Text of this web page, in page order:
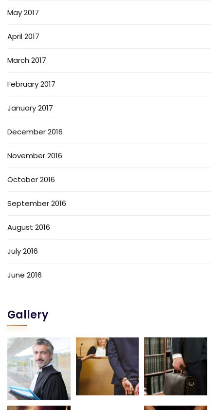
May 2017
April 2017
March 2017
February 2017
January 2017
December 2016
November 2016
October 2016
September 2016
August 2016
July 2016
June 2016
Gallery